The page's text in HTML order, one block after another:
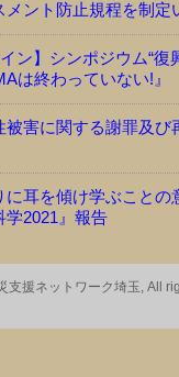
メント防止規程を制定
ン】シンポジウム“復
は終わっていない!』
被害に関する謝罪及び
に耳を傾け学ぶこと
学2021』報告
支援ネットワーク埼玉, All